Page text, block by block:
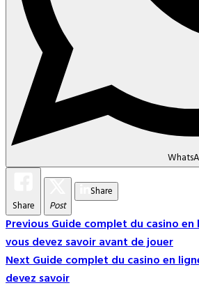
Share Post
Share
Post
Navigation
PreviousGuide complet du casino en
vous devez savoir avant de jouer
NextGuide complet du casino en
devez savoir